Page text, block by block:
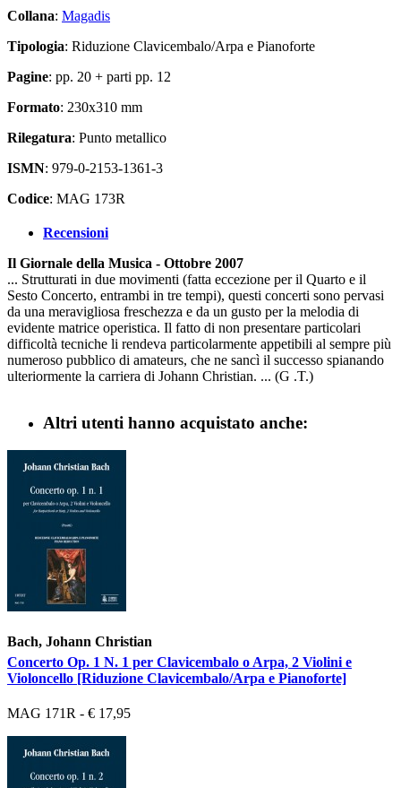
Collana: Magadis
Tipologia: Riduzione Clavicembalo/Arpa e Pianoforte
Pagine: pp. 20 + parti pp. 12
Formato: 230x310 mm
Rilegatura: Punto metallico
ISMN: 979-0-2153-1361-3
Codice: MAG 173R
Recensioni
Il Giornale della Musica - Ottobre 2007
... Strutturati in due movimenti (fatta eccezione per il Quarto e il
Sesto Concerto, entrambi in tre tempi), questi concerti sono pervasi
da una meravigliosa freschezza e da un gusto per la melodia di
evidente matrice operistica. Il fatto di non presentare particolari
difficoltà tecniche li rendeva particolarmente appetibili al sempre più
numeroso pubblico di amateurs, che ne sancì il successo spianando
ulteriormente la carriera di Johann Christian. ... (G .T.)
Altri utenti hanno acquistato anche:
Bach, Johann Christian
Concerto Op. 1 N. 1 per Clavicembalo o Arpa, 2 Violini e
Violoncello [Riduzione Clavicembalo/Arpa e Pianoforte]
MAG 171R - € 17,95